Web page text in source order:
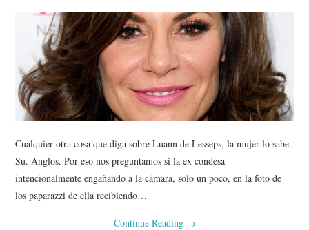
Cualquier otra cosa que diga sobre Luann de Lesseps, la mujer lo sabe.
Su. Anglos. Por eso nos preguntamos si la ex condesa
intencionalmente engañando a la cámara, solo un poco, en la foto de
los paparazzi de ella recibiendo…
Continue Reading →